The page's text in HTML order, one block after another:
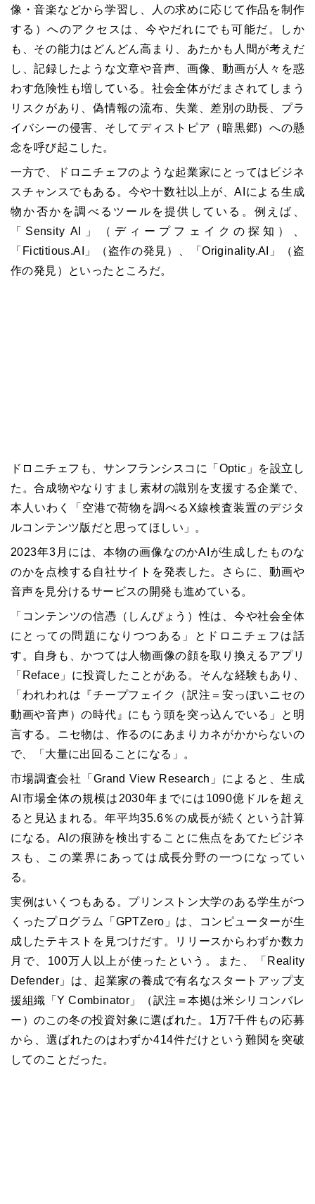
像・音楽などから学習し、人の求めに応じて作品を制作
する）へのアクセスは、今やだれにでも可能だ。しか
も、その能力はどんどん高まり、あたかも人間が考えだ
し、記録したような文章や音声、画像、動画が人々を惑
わす危険性も増している。社会全体がだまされてしまう
リスクがあり、偽情報の流布、失業、差別の助長、プラ
イバシーの侵害、そしてディストピア（暗黒郷）への懸
念を呼び起こした。
一方で、ドロニチェフのような起業家にとってはビジネ
スチャンスでもある。今や十数社以上が、AIによる生成
物か否かを調べるツールを提供している。例えば、
「Sensity AI」（ディープフェイクの探知）、
「Fictitious.AI」（盗作の発見）、「Originality.AI」（盗
作の発見）といったところだ。
ドロニチェフも、サンフランシスコに「Optic」を設立し
た。合成物やなりすまし素材の識別を支援する企業で、
本人いわく「空港で荷物を調べるX線検査装置のデジタ
ルコンテンツ版だと思ってほしい」。
2023年3月には、本物の画像なのかAIが生成したものな
のかを点検する自社サイトを発表した。さらに、動画や
音声を見分けるサービスの開発も進めている。
「コンテンツの信憑（しんぴょう）性は、今や社会全体
にとっての問題になりつつある」とドロニチェフは話
す。自身も、かつては人物画像の顔を取り換えるアプリ
「Reface」に投資したことがある。そんな経験もあり、
「われわれは『チープフェイク（訳注＝安っぽいニセの
動画や音声）の時代』にもう頭を突っ込んでいる」と明
言する。ニセ物は、作るのにあまりカネがかからないの
で、「大量に出回ることになる」。
市場調査会社「Grand View Research」によると、生成
AI市場全体の規模は2030年までには1090億ドルを超え
ると見込まれる。年平均35.6％の成長が続くという計算
になる。AIの痕跡を検出することに焦点をあてたビジネ
スも、この業界にあっては成長分野の一つになってい
る。
実例はいくつもある。プリンストン大学のある学生がつ
くったプログラム「GPTZero」は、コンピューターが生
成したテキストを見つけだす。リリースからわずか数カ
月で、100万人以上が使ったという。また、「Reality
Defender」は、起業家の養成で有名なスタートアップ支
援組織「Y Combinator」（訳注＝本拠は米シリコンバレ
ー）のこの冬の投資対象に選ばれた。1万7千件もの応募
から、選ばれたのはわずか414件だけという難関を突破
してのことだった。